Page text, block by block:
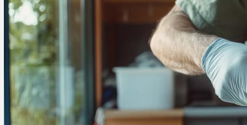
Ablauf
Therapien
Alle Krankheiten
Chronische Schmerzen